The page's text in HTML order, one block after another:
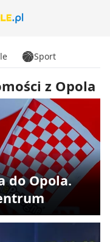
Sport
z Opola
do Opola.